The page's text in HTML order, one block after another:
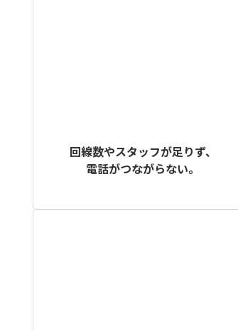
回線数やスタッフが足りず、
電話がつながらない。